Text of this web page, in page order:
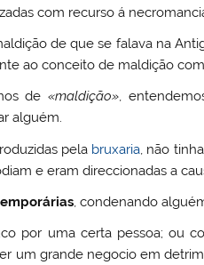
com recurso á
de que se falava na
ao conceito de maldição
de«maldição»,
alguém.
pela bruxaria, não
e eram direccionadas a
, condenando
por uma certa pessoa; ou
um grande negocio em